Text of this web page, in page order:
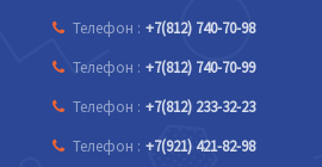
Телефон : +7(812) 740-70-98
Телефон : +7(812) 740-70-99
Телефон : +7(812) 233-32-23
Телефон : +7(921) 421-82-98